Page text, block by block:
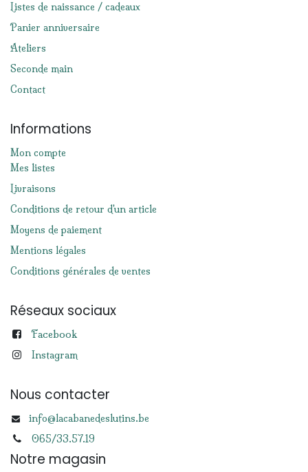
Listes de naissance / cadeaux
Panier anniversaire
Ateliers
Seconde main
Contact
Informations
Mon compte
Mes listes
Livraisons
Conditions de retour d'un article
Moyens de paiement
Mentions légales
Conditions générales de ventes
Réseaux sociaux
Facebook
Instagram
Nous contacter
info@lacabanedeslutins.be
065/33.57.19
Notre magasin